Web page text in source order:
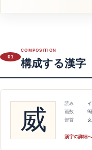
01
COMPOSITION
構成する漢字
威
読み
イ
画数
9
部首
女
漢字の詳細